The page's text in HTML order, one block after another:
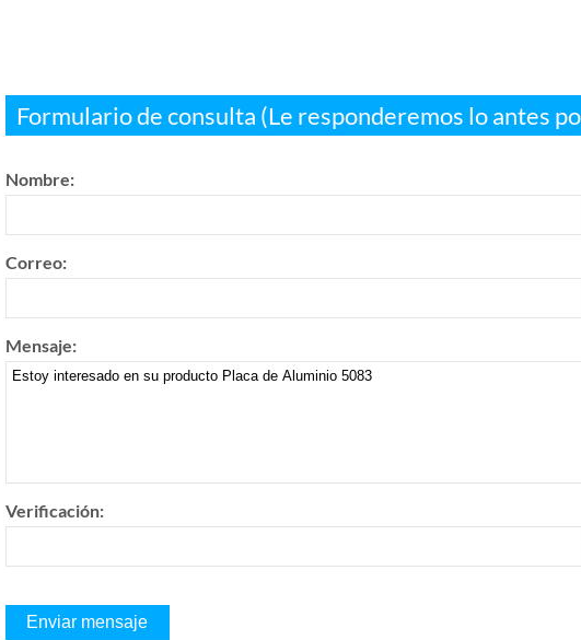
Formulario de consulta (Le responderemos lo antes
Nombre:
Correo:
Mensaje:
Verificación: